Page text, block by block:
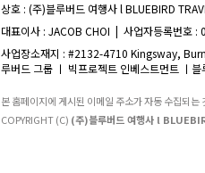
상호 : (주)블루버드 여행사 l BLUEBIRD
대표이사 : JACOB CHOI | 사업자등록번
사업장소재지 : #2132-4710 Kingsway,
루버드 그룹 ㅣ 빅프로젝트 인베스트먼트 ㅣ블
본 홈페이지에 게시된 이메일 주소가 자동 수집되
COPYRIGHT (C) (주)블루버드 여행사 l